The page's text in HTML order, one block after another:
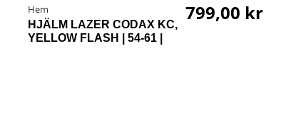
Hem
HJÄLM LAZER CODAX KC,
YELLOW FLASH | 54-61 |
799,00 kr